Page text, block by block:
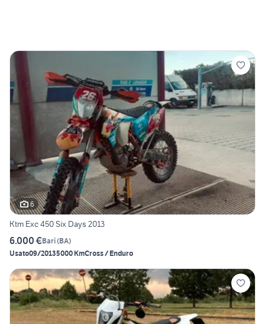
6
Ktm Exc 450 Six Days 2013
6.000 €Bari(BA)
Usato09/20135000 KmCross / Enduro